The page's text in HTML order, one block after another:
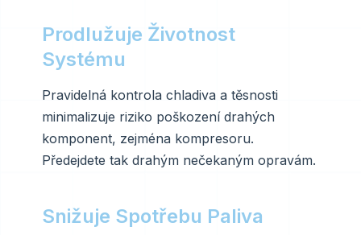
Prodlužuje Životnost
Systému
Pravidelná kontrola chladiva a těsnosti
minimalizuje riziko poškození drahých
komponent, zejména kompresoru.
Předejdete tak drahým nečekaným opravám.
Snižuje Spotřebu Paliva